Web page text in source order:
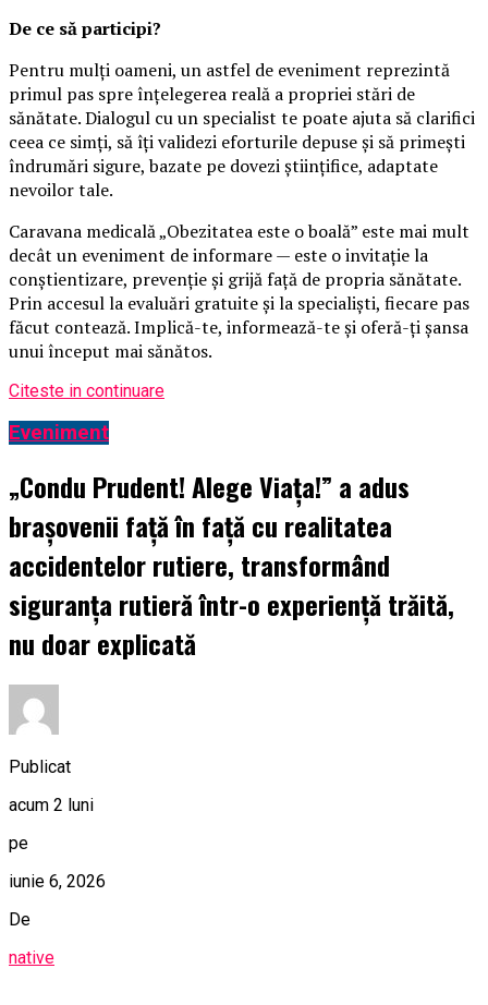
De ce să participi?
Pentru mulți oameni, un astfel de eveniment reprezintă
primul pas spre înțelegerea reală a propriei stări de
sănătate. Dialogul cu un specialist te poate ajuta să clarifici
ceea ce simți, să îți validezi eforturile depuse și să primești
îndrumări sigure, bazate pe dovezi științifice, adaptate
nevoilor tale.
Caravana medicală „Obezitatea este o boală” este mai mult
decât un eveniment de informare — este o invitație la
conștientizare, prevenție și grijă față de propria sănătate.
Prin accesul la evaluări gratuite și la specialiști, fiecare pas
făcut contează. Implică-te, informează-te și oferă-ți șansa
unui început mai sănătos.
Citeste in continuare
Eveniment
„Condu Prudent! Alege Viața!” a adus
brașovenii față în față cu realitatea
accidentelor rutiere, transformând
siguranța rutieră într-o experiență trăită,
nu doar explicată
Publicat
acum 2 luni
pe
iunie 6, 2026
De
native